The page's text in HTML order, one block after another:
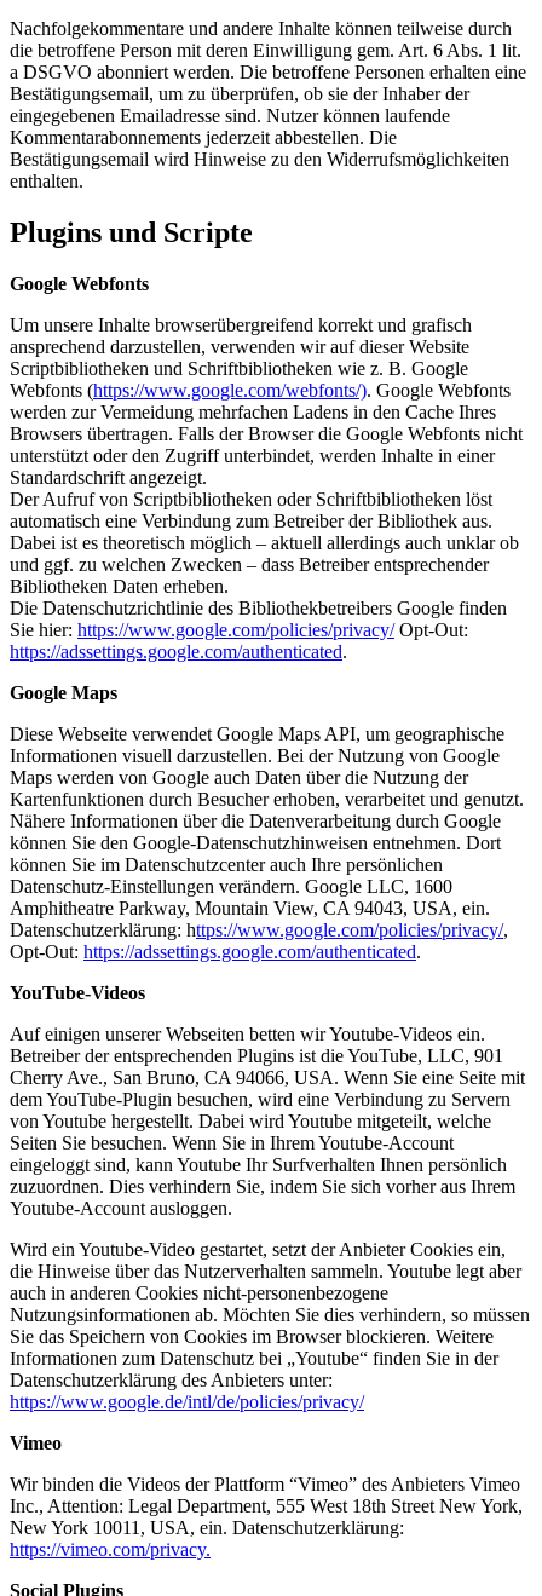
Nachfolgekommentare und andere Inhalte können teilweise durch
die betroffene Person mit deren Einwilligung gem. Art. 6 Abs. 1 lit.
a DSGVO abonniert werden. Die betroffene Personen erhalten eine
Bestätigungsemail, um zu überprüfen, ob sie der Inhaber der
eingegebenen Emailadresse sind. Nutzer können laufende
Kommentarabonnements jederzeit abbestellen. Die
Bestätigungsemail wird Hinweise zu den Widerrufsmöglichkeiten
enthalten.
Plugins und Scripte
Google Webfonts
Um unsere Inhalte browserübergreifend korrekt und grafisch
ansprechend darzustellen, verwenden wir auf dieser Website
Scriptbibliotheken und Schriftbibliotheken wie z. B. Google
Webfonts (https://www.google.com/webfonts/). Google Webfonts
werden zur Vermeidung mehrfachen Ladens in den Cache Ihres
Browsers übertragen. Falls der Browser die Google Webfonts nicht
unterstützt oder den Zugriff unterbindet, werden Inhalte in einer
Standardschrift angezeigt.
Der Aufruf von Scriptbibliotheken oder Schriftbibliotheken löst
automatisch eine Verbindung zum Betreiber der Bibliothek aus.
Dabei ist es theoretisch möglich – aktuell allerdings auch unklar ob
und ggf. zu welchen Zwecken – dass Betreiber entsprechender
Bibliotheken Daten erheben.
Die Datenschutzrichtlinie des Bibliothekbetreibers Google finden
Sie hier: https://www.google.com/policies/privacy/ Opt-Out:
https://adssettings.google.com/authenticated.
Google Maps
Diese Webseite verwendet Google Maps API, um geographische
Informationen visuell darzustellen. Bei der Nutzung von Google
Maps werden von Google auch Daten über die Nutzung der
Kartenfunktionen durch Besucher erhoben, verarbeitet und genutzt.
Nähere Informationen über die Datenverarbeitung durch Google
können Sie den Google-Datenschutzhinweisen entnehmen. Dort
können Sie im Datenschutzcenter auch Ihre persönlichen
Datenschutz-Einstellungen verändern. Google LLC, 1600
Amphitheatre Parkway, Mountain View, CA 94043, USA, ein.
Datenschutzerklärung: https://www.google.com/policies/privacy/,
Opt-Out: https://adssettings.google.com/authenticated.
YouTube-Videos
Auf einigen unserer Webseiten betten wir Youtube-Videos ein.
Betreiber der entsprechenden Plugins ist die YouTube, LLC, 901
Cherry Ave., San Bruno, CA 94066, USA. Wenn Sie eine Seite mit
dem YouTube-Plugin besuchen, wird eine Verbindung zu Servern
von Youtube hergestellt. Dabei wird Youtube mitgeteilt, welche
Seiten Sie besuchen. Wenn Sie in Ihrem Youtube-Account
eingeloggt sind, kann Youtube Ihr Surfverhalten Ihnen persönlich
zuzuordnen. Dies verhindern Sie, indem Sie sich vorher aus Ihrem
Youtube-Account ausloggen.
Wird ein Youtube-Video gestartet, setzt der Anbieter Cookies ein,
die Hinweise über das Nutzerverhalten sammeln. Youtube legt aber
auch in anderen Cookies nicht-personenbezogene
Nutzungsinformationen ab. Möchten Sie dies verhindern, so müssen
Sie das Speichern von Cookies im Browser blockieren. Weitere
Informationen zum Datenschutz bei „Youtube“ finden Sie in der
Datenschutzerklärung des Anbieters unter:
https://www.google.de/intl/de/policies/privacy/
Vimeo
Wir binden die Videos der Plattform “Vimeo” des Anbieters Vimeo
Inc., Attention: Legal Department, 555 West 18th Street New York,
New York 10011, USA, ein. Datenschutzerklärung:
https://vimeo.com/privacy.
Social Plugins